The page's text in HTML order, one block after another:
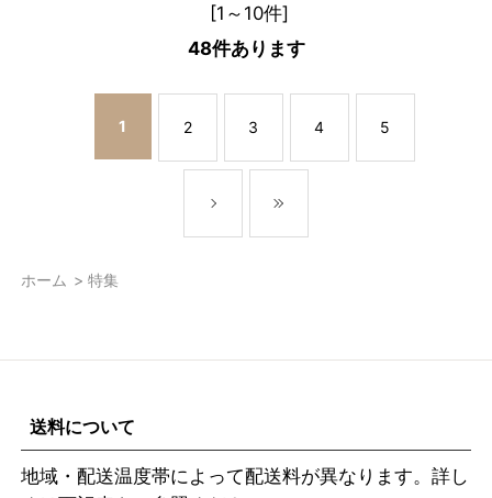
[1～10件]
48件あります
1 2 3 4 5
ホーム > 特集
送料について
地域・配送温度帯によって配送料が異なります。詳し